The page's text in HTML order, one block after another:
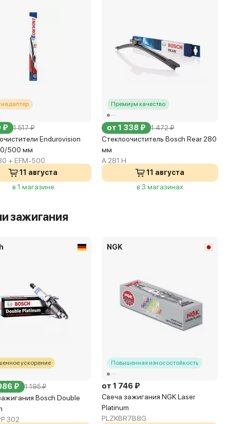
₽ 1 517 ₽
Endurovision
500 мм
+ EFM-500
11 августа
в 1 магазине
Премиум качество
от 1 338 ₽ 1 472 ₽
Стеклоочиститель Bosch Rear 280
мм
A 281 H
11 августа
в 3 магазинах
зажигания
ускорение
₽ 1 195 ₽
Bosch Double
302
NGK
Повышенная износостойкость
от 1 746 ₽
Свеча зажигания NGK Laser
Platinum
PLZKBR7B8G